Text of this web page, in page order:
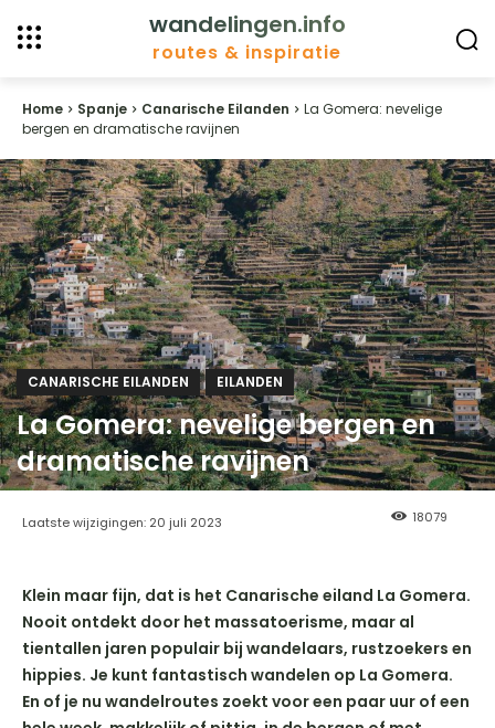
wandelingen.info
routes & inspiratie
Home Spanje Canarische Eilanden
La Gomera: nevelige
bergen en dramatische ravijnen
CANARISCHE EILANDEN EILANDEN
La Gomera: nevelige bergen en
dramatische ravijnen
Laatste wijzigingen: 20 juli 2023 18079
Klein maar fijn, dat is het Canarische eiland La Gomera.
Nooit ontdekt door het massatoerisme, maar al
tientallen jaren populair bij wandelaars, rustzoekers en
hippies. Je kunt fantastisch wandelen op La Gomera.
En of je nu wandelroutes zoekt voor een paar uur of een